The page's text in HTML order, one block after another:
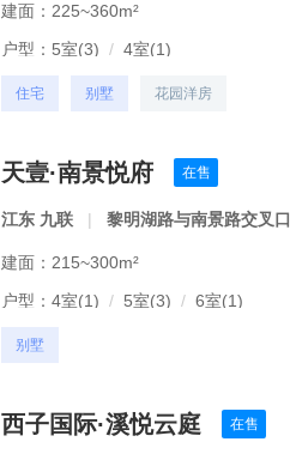
建面：225~360m²
户型： 5室(3) / 4室(1)
住宅 别墅 花园洋房
天壹·南景悦府 在售
江东 九联 | 黎明湖路与南景路交叉口
建面：215~300m²
户型： 4室(1) / 5室(3) / 6室(1)
别墅
西子国际·溪悦云庭 在售